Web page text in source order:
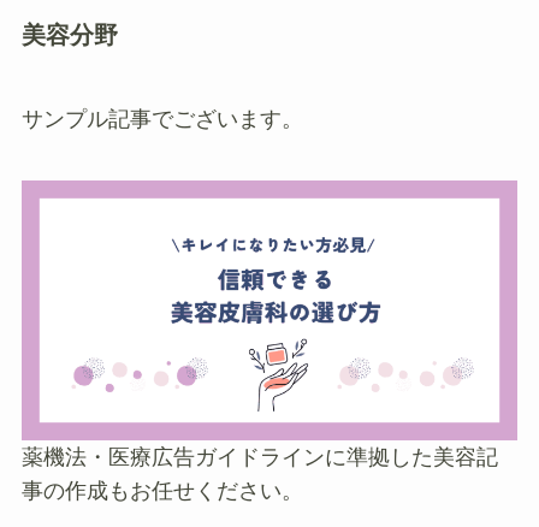
美容分野
サンプル記事でございます。
薬機法・医療広告ガイドラインに準拠した美容記
事の作成もお任せください。